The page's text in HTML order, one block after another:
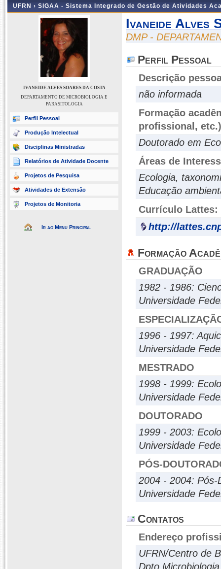
UFRN › SIGAA - Sistema Integrado de Gestão de Atividades
IVANEIDE ALVES SOARES DA COSTA
DEPARTAMENTO DE MICROBIOLOGIA E
PARASITOLOGIA
Perfil Pessoal
Produção Intelectual
Disciplinas Ministradas
Relatórios de Atividade Docente
Projetos de Pesquisa
Atividades de Extensão
Projetos de Monitoria
Ir ao Menu Principal
Ivaneide Alves
DMP -
Perfil Pessoal
Descrição
não informada
Formação
profissional, etc.)
Doutorado em
Áreas de
Ecologia,
Educação
Currículo Lattes:
http://
Formação
GRADUAÇÃO
1982 - 1986:
Universidade
1996 - 1997:
Universidade
MESTRADO
1998 - 1999:
Universidade
DOUTORADO
1999 - 2003:
Universidade
PÓS-
2004 - 2004: Pós-
Universidade
Contatos
Endereço
UFRN/Centro de